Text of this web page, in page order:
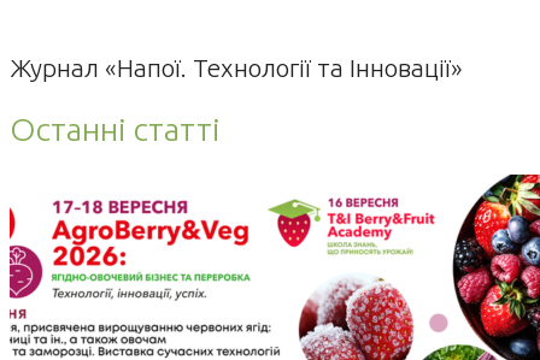
Журнал «Напої. Технології та Інновації»
Останні статті